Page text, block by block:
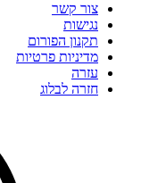
צור קשר
נגישות
תקנון הפורום
מדיניות פרטיות
עזרה
חזרה לבלוג